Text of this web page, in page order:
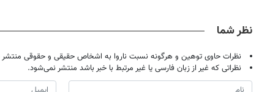
نظر شما
نظرات حاوی توهین و هرگونه نسبت ناروا به اشخاص حقیقی و حقوقی
نظراتی که غیر از زبان فارسی یا غیر مرتبط با خبر باشد منتشر نمی‌شود.